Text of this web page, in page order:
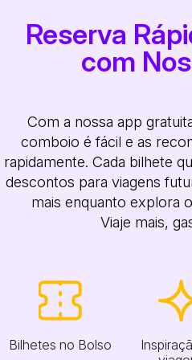
Reserva
com
Com a nossa app
comboio é fácil e as
rapidamente. Cada bilhete
descontos para viagens
mais enquanto explora
Viaje mais,
Bilhetes no Bolso